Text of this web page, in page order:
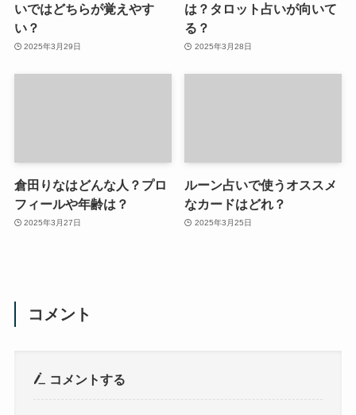
いではどちらが覚えやす
い？
2025年3月29日
は？タロット占いが向いて
る？
2025年3月28日
倉田りなはどんな人？プロ
フィールや年齢は？
2025年3月27日
ルーン占いで使うオススメ
なカードはどれ？
2025年3月25日
コメント
コメントする